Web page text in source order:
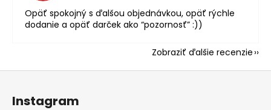
Opäť spokojný s ďalšou objednávkou, opäť rýchle
dodanie a opäť darček ako “pozornosť” :))
Zobraziť ďalšie recenzie
Z
Instagram